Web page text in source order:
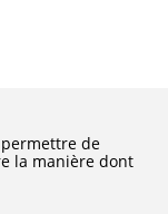
de
la manière dont